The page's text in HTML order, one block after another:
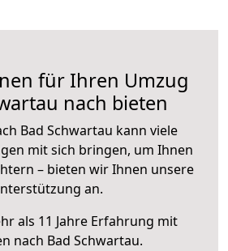
für Ihren Umzug
nach bieten
Bad Schwartau kann viele
mit sich bringen, um Ihnen
– bieten wir Ihnen unsere
an.
als 11 Jahre Erfahrung mit
nach Bad Schwartau.